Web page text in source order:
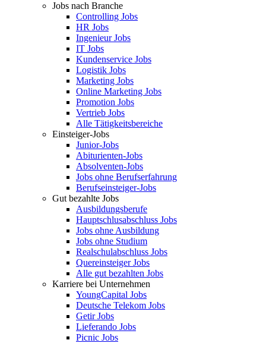
Jobs nach Branche
Controlling Jobs
HR Jobs
Ingenieur Jobs
IT Jobs
Kundenservice Jobs
Logistik Jobs
Marketing Jobs
Online Marketing Jobs
Promotion Jobs
Vertrieb Jobs
Alle Tätigkeitsbereiche
Einsteiger-Jobs
Junior-Jobs
Abiturienten-Jobs
Absolventen-Jobs
Jobs ohne Berufserfahrung
Berufseinsteiger-Jobs
Gut bezahlte Jobs
Ausbildungsberufe
Hauptschlusabschluss Jobs
Jobs ohne Ausbildung
Jobs ohne Studium
Realschulabschluss Jobs
Quereinsteiger Jobs
Alle gut bezahlten Jobs
Karriere bei Unternehmen
YoungCapital Jobs
Deutsche Telekom Jobs
Getir Jobs
Lieferando Jobs
Picnic Jobs